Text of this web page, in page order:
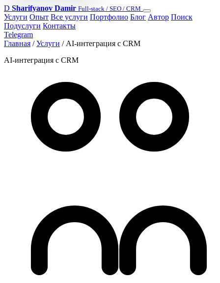
D Sharifyanov Damir Full-stack / SEO / CRM
Услуги Опыт Все услуги Портфолио Блог Автор Поиск
Подуслуги Контакты
Telegram
Главная / Услуги / AI-интеграция с CRM
AI-интеграция с CRM